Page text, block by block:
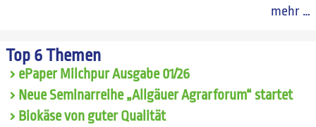
mehr …
Top 6 Themen
ePaper Milchpur Ausgabe 01/26
Neue Seminarreihe „Allgäuer Agrarforum“ startet
Biokäse von guter Qualität